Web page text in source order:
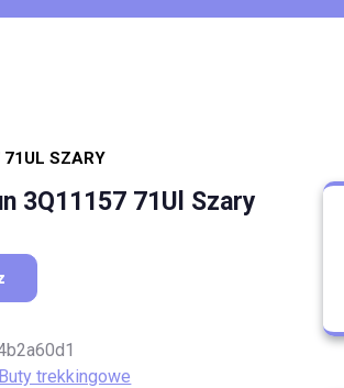
SZARY
3Q11157 71Ul Szary
Buty trekkingowe